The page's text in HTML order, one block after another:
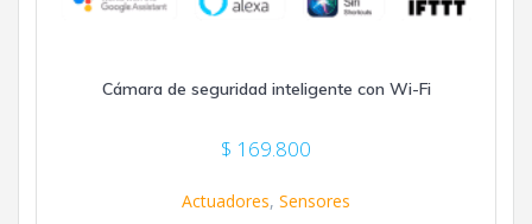
Cámara de seguridad inteligente con Wi-Fi
$ 169.800
Actuadores, Sensores